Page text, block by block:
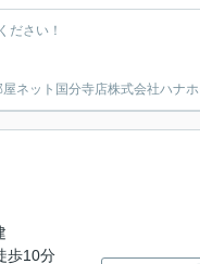
ださい！
ネット国分寺店株式会社ハナホ
歩10分